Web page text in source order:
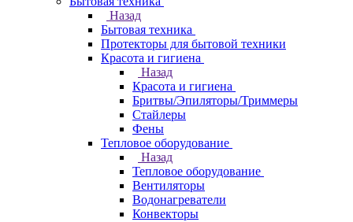
Назад
Бытовая техника
Протекторы для бытовой техники
Красота и гигиена
Назад
Красота и гигиена
Бритвы/Эпиляторы/Триммеры
Стайлеры
Фены
Тепловое оборудование
Назад
Тепловое оборудование
Вентиляторы
Водонагреватели
Конвекторы